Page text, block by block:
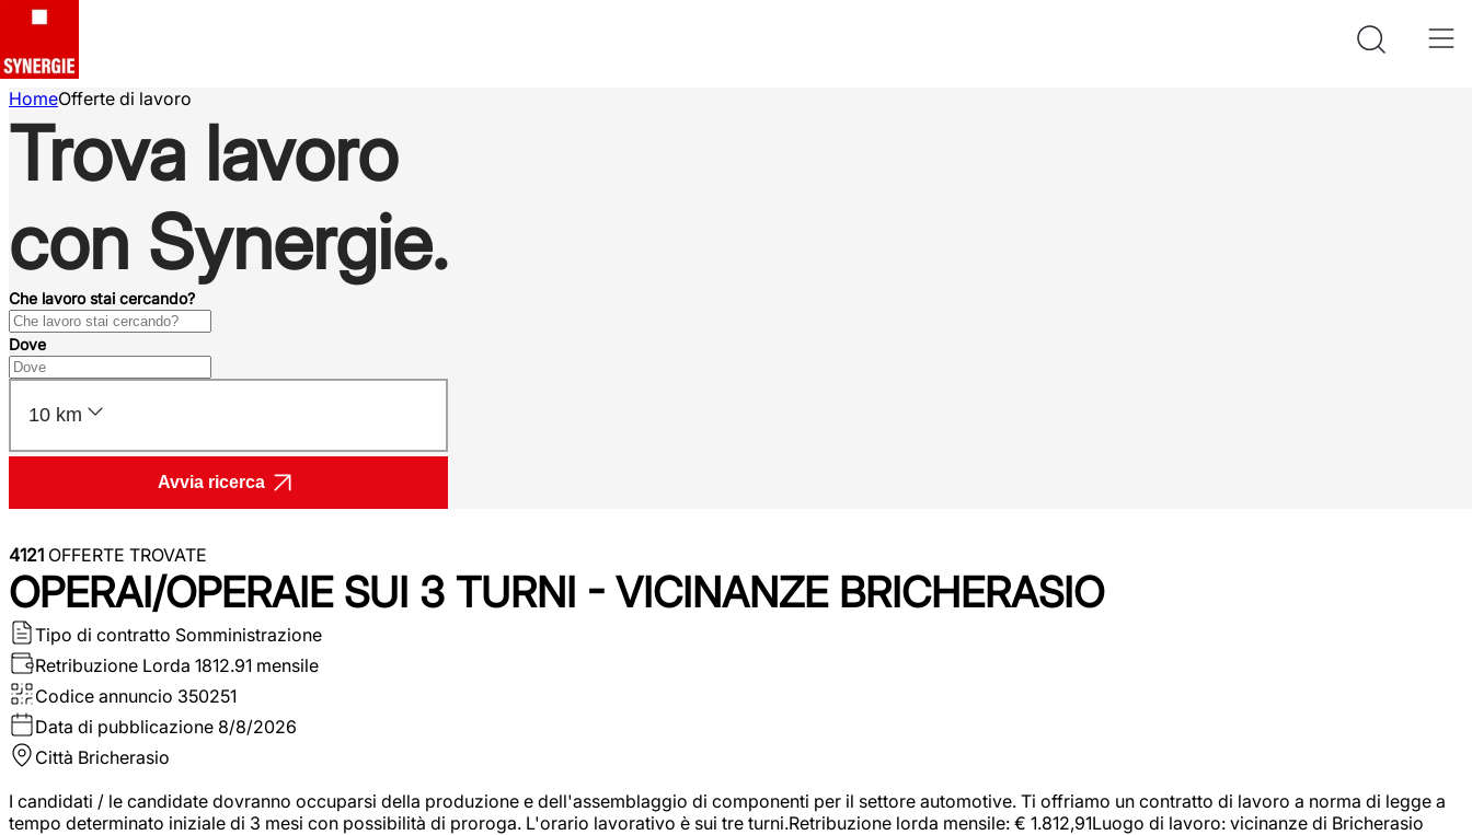
HomeOfferte di lavoro
Trova lavoro
con Synergie.
Che lavoro stai cercando?
Dove
10 km
Avvia ricerca
4121 OFFERTE TROVATE
OPERAI/OPERAIE SUI 3 TURNI - VICINANZE BRICHERASIO
Tipo di contratto Somministrazione
Retribuzione Lorda 1812.91 mensile
Codice annuncio 350251
Data di pubblicazione 8/8/2026
Città Bricherasio
I candidati / le candidate dovranno occuparsi della produzione e dell'assemblaggio di componenti per il settore automotive. Ti offriamo un contratto di lavoro a norma di legge a
tempo determinato iniziale di 3 mesi con possibilità di proroga. L'orario lavorativo è sui tre turni.Retribuzione lorda mensile: € 1.812,91Luogo di lavoro: vicinanze di Bricherasio